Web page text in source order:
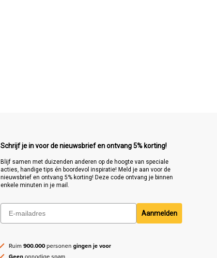
Schrijf je in voor de nieuwsbrief en ontvang 5% korting!
Blijf samen met duizenden anderen op de hoogte van speciale
acties, handige tips én boordevol inspiratie! Meld je aan voor de
nieuwsbrief en ontvang 5% korting! Deze code ontvang je binnen
enkele minuten in je mail.
Aanmelden
Ruim 900.000personen gingen je voor